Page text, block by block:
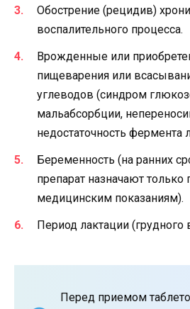
Обострение (рецидив)
воспалительного процесса.
Врожденные или
пищеварения или
углеводов (синдром
мальабсорбции,
недостаточность фермента
Беременность (на ранних
препарат назначают только
медицинским показаниям).
Период лактации (грудного
Перед приемом